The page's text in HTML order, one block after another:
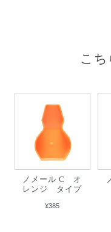
こ
ノメール C オ
レンジ タイプ
¥385